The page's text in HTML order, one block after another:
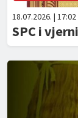
18.07.2026. | 17:02
SPC i